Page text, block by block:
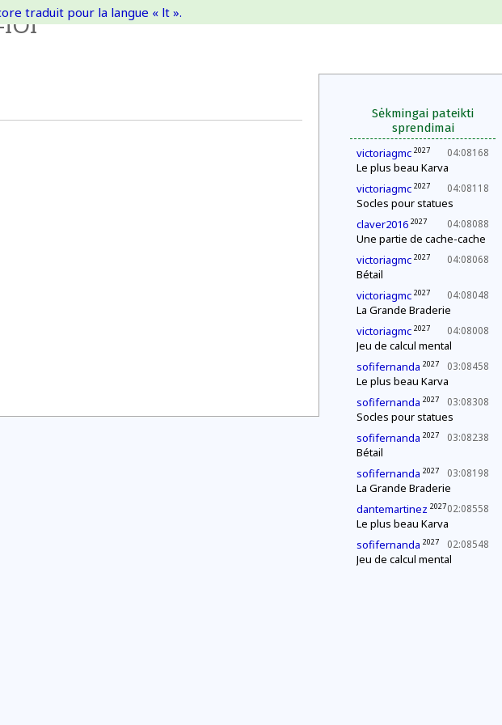
IOItraduit pour la langue « lt ».
Sėkmingai pateikti
sprendimai
04:08168
victoriagmc 2027
Le plus beau Karva
04:08118
victoriagmc 2027
Socles pour statues
04:08088
claver2016 2027
Une partie de cache-cache
04:08068
victoriagmc 2027
Bétail
04:08048
victoriagmc 2027
La Grande Braderie
04:08008
victoriagmc 2027
Jeu de calcul mental
03:08458
sofifernanda 2027
Le plus beau Karva
03:08308
sofifernanda 2027
Socles pour statues
03:08238
sofifernanda 2027
Bétail
03:08198
sofifernanda 2027
La Grande Braderie
02:08558
dantemartinez 2027
Le plus beau Karva
02:08548
sofifernanda 2027
Jeu de calcul mental